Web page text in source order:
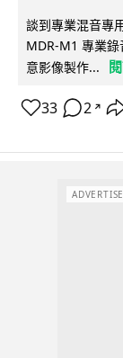
談到專業混音專
MDR-M1 專業
意影像製作...
33 2 ↗